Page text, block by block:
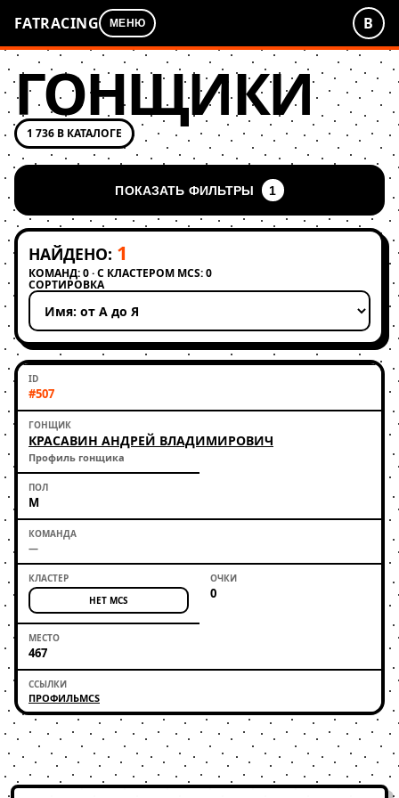
FATRACING МЕНЮ В
ГОНЩИКИ
1 736 В КАТАЛОГЕ
ПОКАЗАТЬ ФИЛЬТРЫ 1
НАЙДЕНО: 1
КОМАНД: 0 · С КЛАСТЕРОМ MCS: 0
СОРТИРОВКА
Применить сортировку
#507
КРАСАВИН АНДРЕЙ ВЛАДИМИРОВИЧ
Профиль гонщика
М
—
НЕТ MCS 0
467
ПРОФИЛЬMCS